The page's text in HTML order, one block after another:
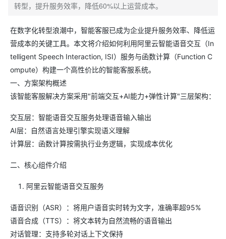
转型，提升服务效率，降低60%以上运营成本。
在数字化转型浪潮中，智能客服已成为企业提升服务效率、降低运
营成本的关键工具。本文将介绍如何利用阿里云智能语音交互（In
telligent Speech Interaction, ISI）服务与函数计算（Function C
ompute）构建一个高性价比的智能客服系统。
一、方案架构概述
该智能客服解决方案采用"前端交互+AI能力+弹性计算"三层架构：
交互层：智能语音交互服务处理语音输入输出
AI层：自然语言处理引擎实现语义理解
计算层：函数计算按需执行业务逻辑，实现成本优化
二、核心组件介绍
阿里云智能语音交互服务
语音识别（ASR）：将用户语音实时转为文字，准确率超95%
语音合成（TTS）：将文本转为自然流畅的语音输出
对话管理：支持多轮对话上下文保持